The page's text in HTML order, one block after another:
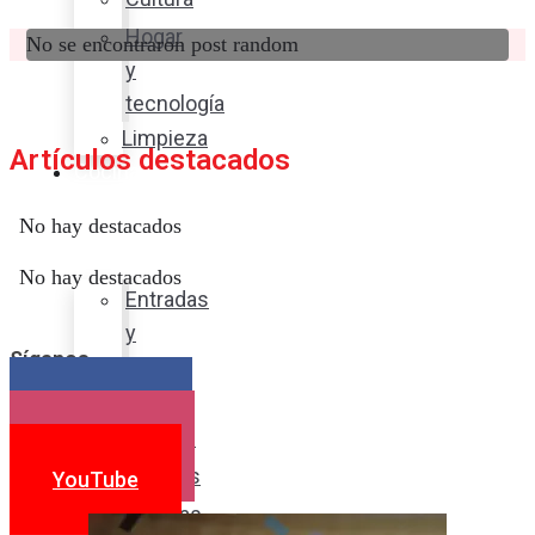
Hogar
y
tecnología
Limpieza
Cocina
sabor
Entradas
y
Postres
Bebidas
No se encontraron post random
Artículos destacados
No hay destacados
No hay destacados
Síganos
YouTube